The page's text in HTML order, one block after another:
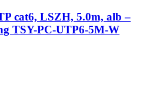
cat6, LSZH, 5.0m, alb –
TSY-PC-UTP6-5M-W